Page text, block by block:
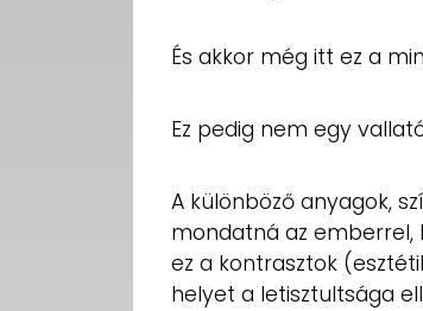
És akkor még itt ez a
Ez pedig nem egy
A különböző anyagok,
mondatná az emberrel,
ez a kontrasztok
helyet a letisztultsága